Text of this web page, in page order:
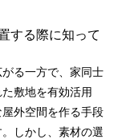
する際に知って
る一方で、家同士
敷地を有効活用
外空間を作る手段
しかし、素材の選